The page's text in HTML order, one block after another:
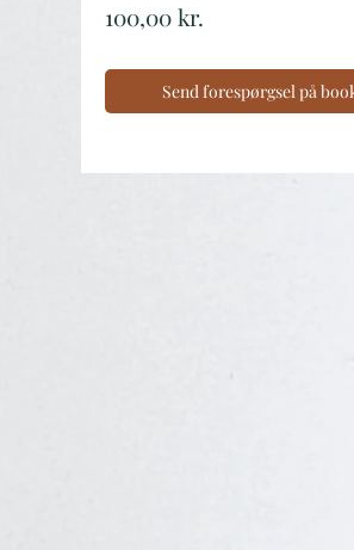
100,00 kr.
Send forespørgsel på